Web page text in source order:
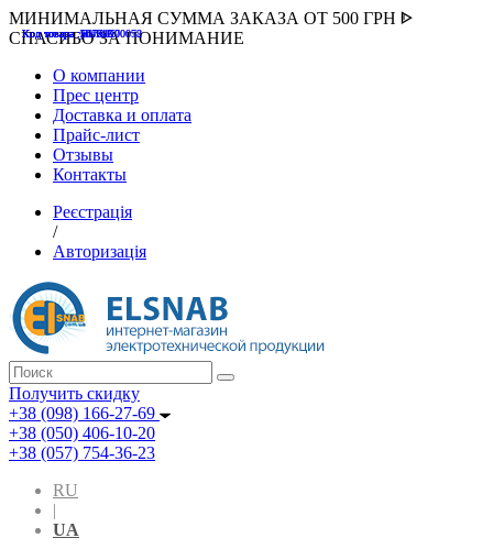
МИНИМАЛЬНАЯ СУММА ЗАКАЗА ОТ 500 ГРН ᐈ
СПАСИБО ЗА ПОНИМАНИЕ
О компании
Прес центр
Доставка и оплата
Прайс-лист
Отзывы
Контакты
Реєстрація
/
Авторизація
Получить скидку
+38 (098) 166-27-69
+38 (050) 406-10-20
+38 (057) 754-36-23
RU
|
UA
Код товара :507000
Код товара :HUK-K00058
Код товара :Т075177
Код товара :pnsv12
Код товара :HUK-K00072